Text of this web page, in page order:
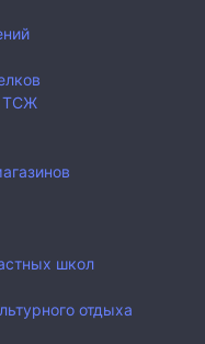
ТСЖ
школ
отдыха